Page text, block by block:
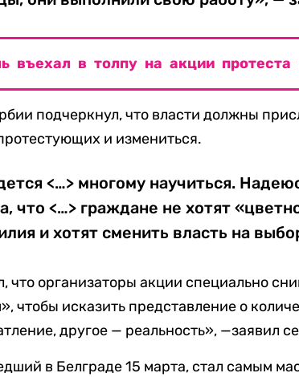
въехал в толпу на акции протеста
подчеркнул, что власти должны
и измениться.
<…> многому научиться.
что <…> граждане не хотят
и хотят сменить власть на
что организаторы акции специально
чтобы исказить представление о
другое — реальность», —заявил
в Белграде 15 марта, стал самым